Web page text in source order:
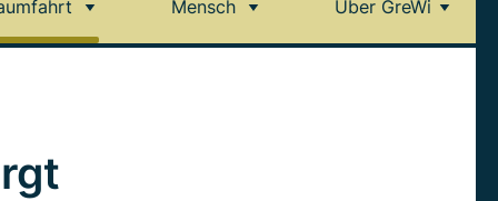
Mensch Über GreWi